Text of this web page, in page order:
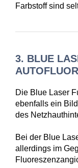
Farbstoff sind
3. BLUE
Die Blue Laser
ebenfalls ein
des
Bei der Blue
allerdings im